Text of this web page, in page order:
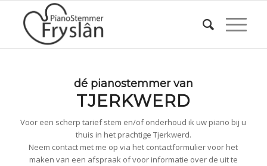
dé pianostemmer van
TJERKWERD
Voor een scherp tarief stem en/of onderhoud ik uw piano bij u
thuis in het prachtige Tjerkwerd.
Neem contact met me op via het contactformulier voor het
maken van een afspraak of voor informatie over de uit te